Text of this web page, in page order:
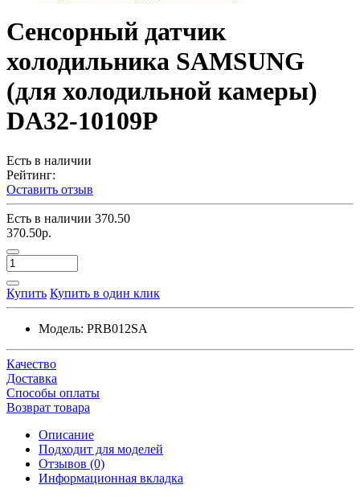
Сенсорный датчик
холодильника SAMSUNG
(для холодильной камеры)
DA32-10109P
Есть в наличии
Рейтинг:
Оставить отзыв
Есть в наличии 370.50
370.50р.
Купить Купить в один клик
Модель: PRB012SA
Качество
Доставка
Способы оплаты
Возврат товара
Описание
Подходит для моделей
Отзывов (0)
Информационная вкладка